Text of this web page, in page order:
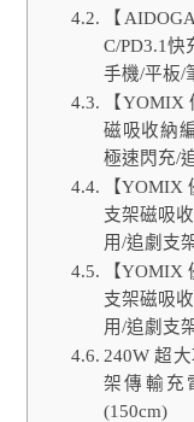
【
C/PD3.1快
手機/平板/
【YOMIX
磁吸收納
極速閃充/
【YOMIX
支架磁吸
用/追劇支
【YOMIX
支架磁吸
用/追劇支
240W 超
架傳輸充
(150cm)